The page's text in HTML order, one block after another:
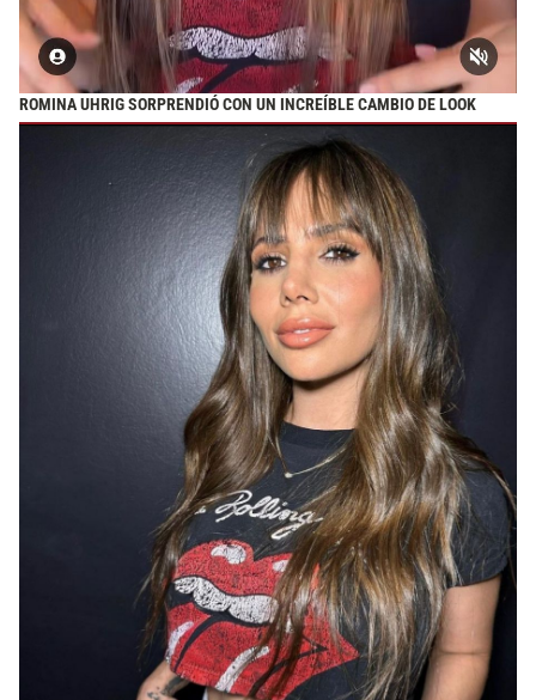
ROMINA UHRIG SORPRENDIÓ CON UN INCREÍBLE CAMBIO DE LOOK